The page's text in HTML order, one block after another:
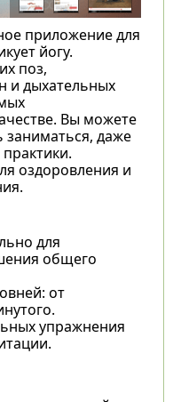
приложение для
йогу.
поз,
и дыхательных
Вы можете
заниматься, даже
оздоровления и
для
общего
от
упражнения